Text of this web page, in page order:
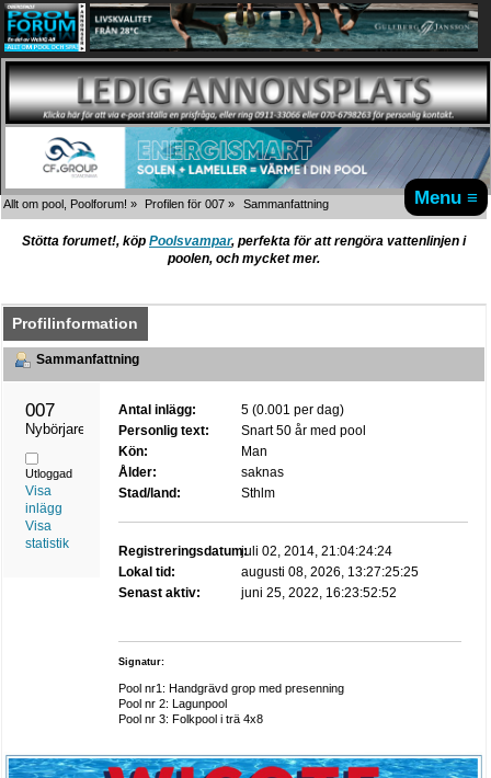
Menu ≡
Allt om pool, Poolforum! » Profilen för 007 » Sammanfattning
Stötta forumet!, köp Poolsvampar, perfekta för att rengöra vattenlinjen i
poolen, och mycket mer.
Profilinformation
Sammanfattning
007
Nybörjare
Utloggad
Visa
inlägg
Visa
statistik
Antal inlägg:
5 (0.001 per dag)
Personlig text:
Snart 50 år med pool
Kön:
Man
Ålder:
saknas
Stad/land:
Sthlm
Registreringsdatum:juli 02, 2014, 21:04:24:24
Lokal tid:
augusti 08, 2026, 13:27:25:25
Senast aktiv:
juni 25, 2022, 16:23:52:52
Signatur:
Pool nr1: Handgrävd grop med presenning
Pool nr 2: Lagunpool
Pool nr 3: Folkpool i trä 4x8